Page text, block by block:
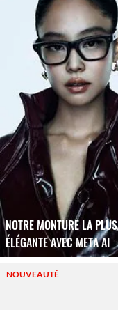
NOTRE MONTURE LA PLUS
ÉLÉGANTE AVEC META AI
NOUVEAUTÉ